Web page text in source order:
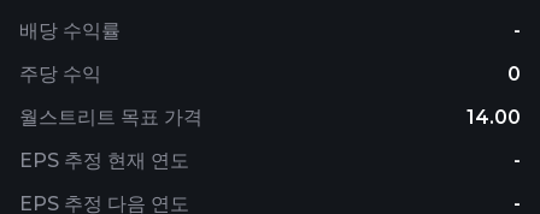
배당 수익률
-
주당 수익
0
월스트리트 목표 가격
14.00
EPS 추정 현재 연도
-
EPS 추정 다음 연도
-